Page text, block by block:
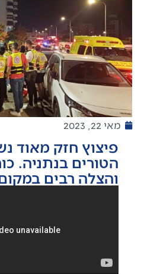
מאי 22, 2023
פיצוץ חזק מאוד
הטורים בנתניה.
והצלה רבים